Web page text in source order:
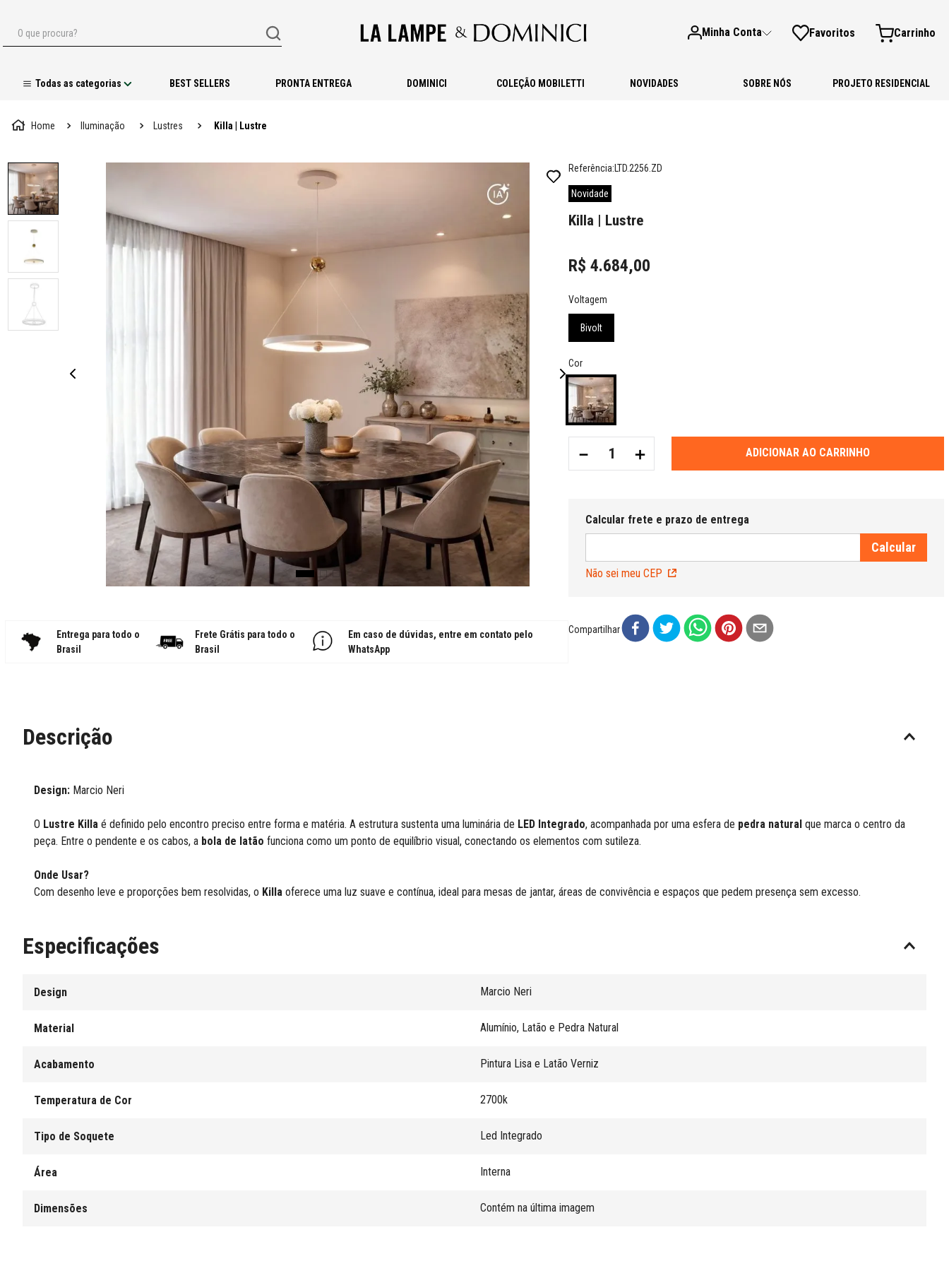
O que procura? Minha Conta Favoritos
BEST SELLERS PRONTA ENTREGA DOMINICI COLEÇÃO MOBILETTI NOVIDADES SOBRE NÓS PROJETO RESIDENCIAL
Iluminação Lustres Killa | Lustre
Entrega para todo o
Brasil
Frete Grátis para todo o
Brasil
Em caso de dúvidas, entre em contato pelo
WhatsApp
Referência: LTD.2256.ZD
Novidade
Killa | Lustre
R$ 4.684,00
Voltagem
Bivolt
Cor
＋
－ ADICIONAR AO CARRINHO
Não sei meu CEP
Compartilhar
Descrição
Design: Marcio Neri
O Lustre Killa é definido pelo encontro preciso entre forma e matéria. A estrutura sustenta uma luminária de LED Integrado, acompanhada por uma esfera de pedra natural que marca o centro da
peça. Entre o pendente e os cabos, a bola de latão funciona como um ponto de equilíbrio visual, conectando os elementos com sutileza.
Onde Usar?
Com desenho leve e proporções bem resolvidas, o Killa oferece uma luz suave e contínua, ideal para mesas de jantar, áreas de convivência e espaços que pedem presença sem excesso.
Especificações
Design Marcio Neri
Material Alumínio, Latão e Pedra Natural
Acabamento Pintura Lisa e Latão Verniz
Temperatura de Cor 2700k
Tipo de Soquete Led Integrado
Área Interna
Dimensões Contém na última imagem